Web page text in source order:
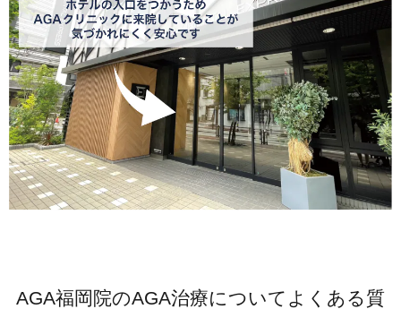
AGA福岡院のAGA治療についてよくある質